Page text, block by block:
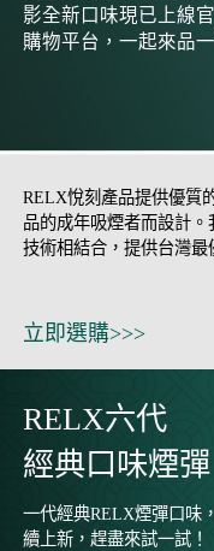
影全新口味現已上線
購物平台，一起來品一
RELX悅刻產品提供優質
品的成年吸煙者而設計
技術相結合，提供台灣最
立即選購>>>
RELX六代
經典口味煙彈
一代經典RELX煙彈口味
續上新，趕盡來試一試！